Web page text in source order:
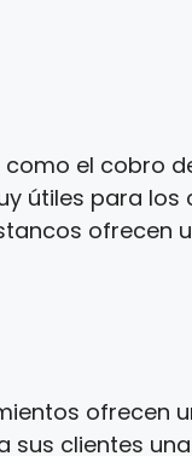
el cobro
útiles para los
ofrecen
ofrecen
clientes